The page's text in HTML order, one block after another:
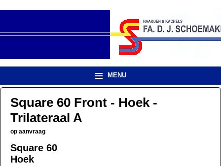
MENU
Square 60 Front - Hoek -
Trilateraal A
op aanvraag
Square 60
Hoek